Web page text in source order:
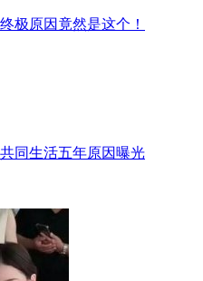
极原因竟然是这个！
同生活五年原因曝光